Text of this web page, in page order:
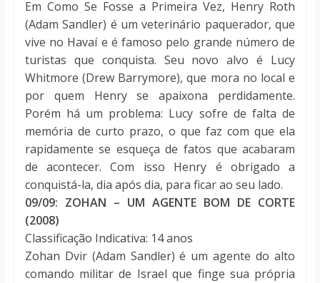
Em Como Se Fosse a Primeira Vez, Henry Roth
(Adam Sandler) é um veterinário paquerador, que
vive no Havaí e é famoso pelo grande número de
turistas que conquista. Seu novo alvo é Lucy
Whitmore (Drew Barrymore), que mora no local e
por quem Henry se apaixona perdidamente.
Porém há um problema: Lucy sofre de falta de
memória de curto prazo, o que faz com que ela
rapidamente se esqueça de fatos que acabaram
de acontecer. Com isso Henry é obrigado a
conquistá-la, dia após dia, para ficar ao seu lado.
09/09: ZOHAN – UM AGENTE BOM DE CORTE
(2008)
Classificação Indicativa: 14 anos
Zohan Dvir (Adam Sandler) é um agente do alto
comando militar de Israel que finge sua própria